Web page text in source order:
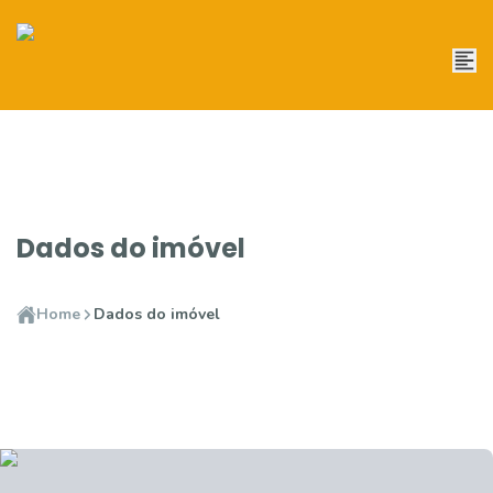
Dados do imóvel
Home Dados do imóvel